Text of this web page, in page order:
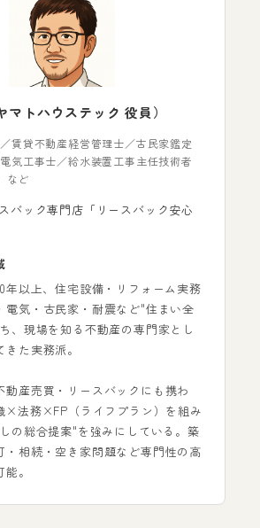
マトハウステック 役員）
賃貸不動産経営管理士／古民家鑑定
気工事士／給水装置工事主任技術者
など
バック専門店「リースバック安心
年以上、住宅設備・リフォーム実務
電気・古民家・耐震など"住まい全
、現場を知る不動産の専門家とし
た実務派。
動産売買・リースバックにも携わ
×法務×FP（ライフプラン）を組み
の総合提案"を強みにしている。築
・相続・空き家問題など専門性の高
。